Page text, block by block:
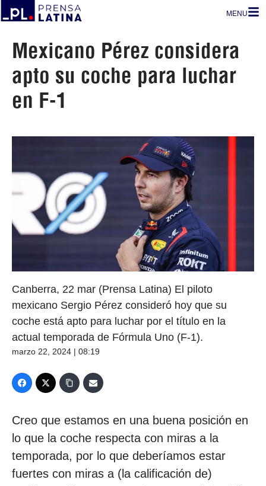
MENU
Mexicano Pérez considera
apto su coche para luchar
en F-1
Canberra, 22 mar (Prensa Latina) El piloto
mexicano Sergio Pérez consideró hoy que su
coche está apto para luchar por el título en la
actual temporada de Fórmula Uno (F-1).
marzo 22, 2024 | 08:19
Creo que estamos en una buena posición en
lo que la coche respecta con miras a la
temporada, por lo que deberíamos estar
fuertes con miras a (la calificación de)